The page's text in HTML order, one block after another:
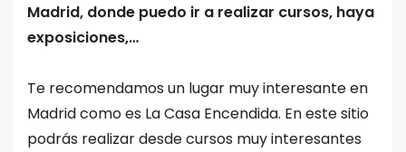
Madrid, donde puedo ir a realizar cursos, haya
exposiciones,…
Te recomendamos un lugar muy interesante en
Madrid como es La Casa Encendida. En este sitio
podrás realizar desde cursos muy interesantes